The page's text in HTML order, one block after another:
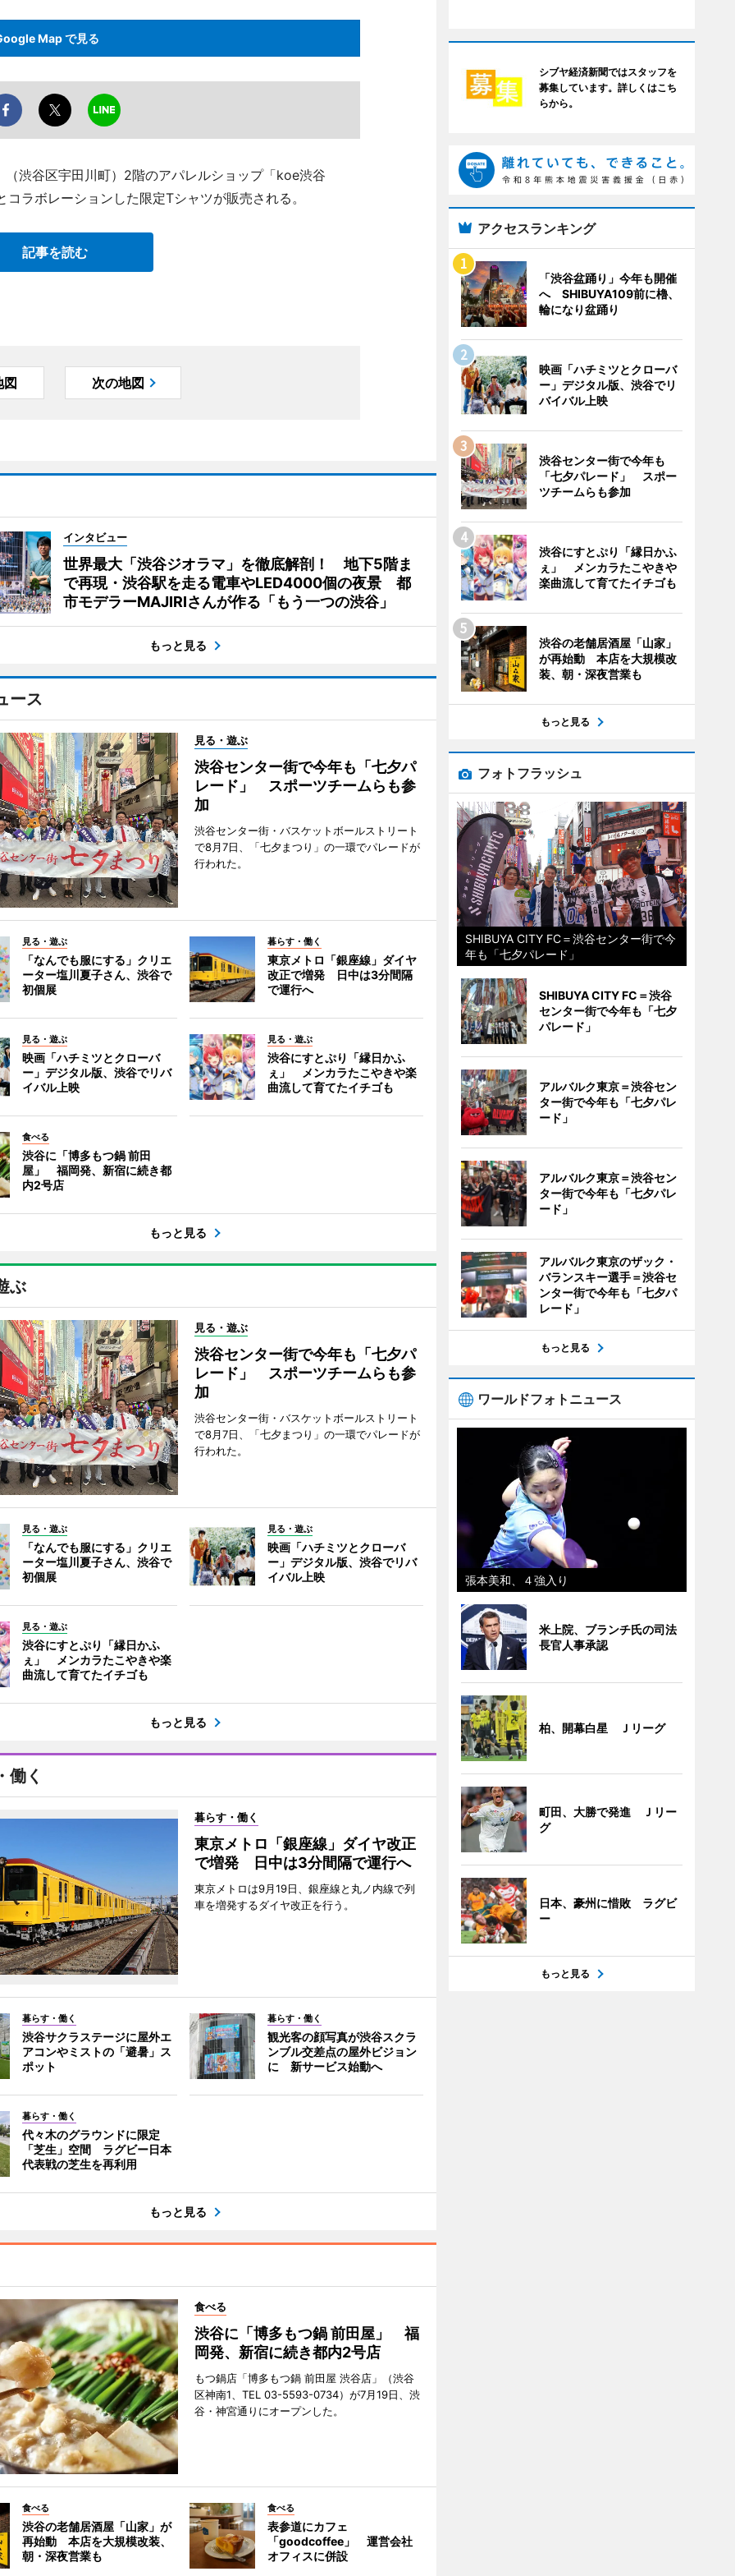
Map で見る
渋谷区宇田川町）2階のアパレルショップ「koe渋谷
ラボレーションした限定Tシャツが販売される。
記事を読む
図 次の地図
インタビュー
世界最大「渋谷ジオラマ」を徹底解剖！ 地下5階ま
で再現・渋谷駅を走る電車やLED4000個の夜景 都
市モデラーMAJIRIさんが作る「もう一つの渋谷」
もっと見る
ース
見る・遊ぶ
渋谷センター街で今年も「七夕パ
レード」 スポーツチームらも参
加
渋谷センター街・バスケットボールストリート
で8月7日、「七夕まつり」の一環でパレードが
行われた。
見る・遊ぶ
「なんでも服にする」クリエ
ーター塩川夏子さん、渋谷で
初個展
暮らす・働く
東京メトロ「銀座線」ダイヤ
改正で増発 日中は3分間隔
で運行へ
見る・遊ぶ
映画「ハチミツとクローバ
ー」デジタル版、渋谷でリバ
イバル上映
見る・遊ぶ
渋谷にすとぷり「縁日かふ
ぇ」 メンカラたこやきや楽
曲流して育てたイチゴも
食べる
渋谷に「博多もつ鍋 前田
屋」 福岡発、新宿に続き都
内2号店
もっと見る
ぶ
見る・遊ぶ
渋谷センター街で今年も「七夕パ
レード」 スポーツチームらも参
加
渋谷センター街・バスケットボールストリート
で8月7日、「七夕まつり」の一環でパレードが
行われた。
見る・遊ぶ
「なんでも服にする」クリエ
ーター塩川夏子さん、渋谷で
初個展
見る・遊ぶ
映画「ハチミツとクローバ
ー」デジタル版、渋谷でリバ
イバル上映
見る・遊ぶ
渋谷にすとぷり「縁日かふ
ぇ」 メンカラたこやきや楽
曲流して育てたイチゴも
もっと見る
働く
暮らす・働く
東京メトロ「銀座線」ダイヤ改正
で増発 日中は3分間隔で運行へ
東京メトロは9月19日、銀座線と丸ノ内線で列
車を増発するダイヤ改正を行う。
暮らす・働く
渋谷サクラステージに屋外エ
アコンやミストの「避暑」ス
ポット
暮らす・働く
観光客の顔写真が渋谷スクラ
ンブル交差点の屋外ビジョン
に 新サービス始動へ
暮らす・働く
代々木のグラウンドに限定
「芝生」空間 ラグビー日本
代表戦の芝生を再利用
もっと見る
食べる
渋谷に「博多もつ鍋 前田屋」 福
岡発、新宿に続き都内2号店
もつ鍋店「博多もつ鍋 前田屋 渋谷店」（渋谷
区神南1、TEL 03-5593-0734）が7月19日、渋
谷・神宮通りにオープンした。
食べる
渋谷の老舗居酒屋「山家」が
再始動 本店を大規模改装、
朝・深夜営業も
食べる
表参道にカフェ
「goodcoffee」 運営会社
オフィスに併設
シブヤ経済新聞ではスタッフを
募集しています。詳しくはこち
らから。
アクセスランキング
「渋谷盆踊り」今年も開催
へ SHIBUYA109前に櫓、
輪になり盆踊り
映画「ハチミツとクローバ
ー」デジタル版、渋谷でリ
バイバル上映
渋谷センター街で今年も
「七夕パレード」 スポー
ツチームらも参加
渋谷にすとぷり「縁日かふ
ぇ」 メンカラたこやきや
楽曲流して育てたイチゴも
渋谷の老舗居酒屋「山家」
が再始動 本店を大規模改
装、朝・深夜営業も
もっと見る
フォトフラッシュ
SHIBUYA CITY FC＝渋谷センター街で今
年も「七夕パレード」
SHIBUYA CITY FC＝渋谷
センター街で今年も「七夕
パレード」
アルバルク東京＝渋谷セン
ター街で今年も「七夕パレ
ード」
アルバルク東京＝渋谷セン
ター街で今年も「七夕パレ
ード」
アルバルク東京のザック・
バランスキー選手＝渋谷セ
ンター街で今年も「七夕パ
レード」
もっと見る
ワールドフォトニュース
張本美和、４強入り
米上院、ブランチ氏の司法
長官人事承認
柏、開幕白星 Ｊリーグ
町田、大勝で発進 Ｊリー
グ
日本、豪州に惜敗 ラグビ
ー
もっと見る